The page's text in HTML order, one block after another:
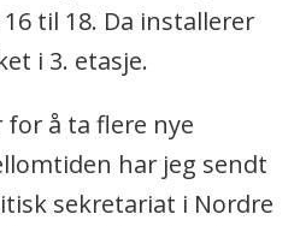
til 18. Da installerer
i 3. etasje.
for å ta flere nye
har jeg sendt
sekretariat i Nordre